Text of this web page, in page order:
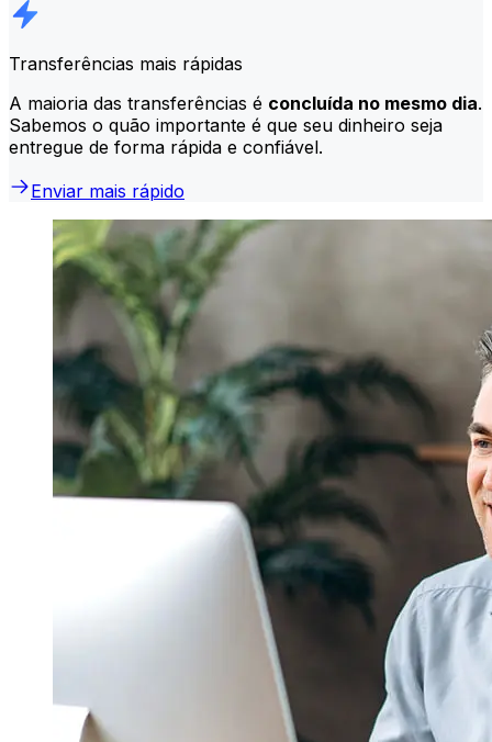
Transferências mais rápidas
A maioria das transferências é concluída no mesmo dia.
Sabemos o quão importante é que seu dinheiro seja
entregue de forma rápida e confiável.
Enviar mais rápido